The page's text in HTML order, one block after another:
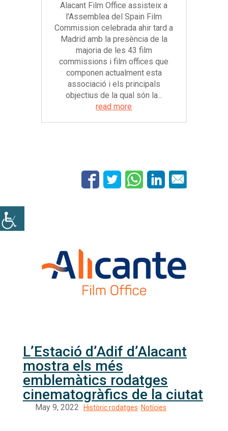
Alacant Film Office assisteix a
l'Assemblea del Spain Film
Commission celebrada ahir tard a
Madrid amb la presència de la
majoria de les 43 film
commissions i film offices que
componen actualment esta
associació i els principals
objectius de la qual són la...
read more
L’Estació d’Adif d’Alacant
mostra els més
emblemàtics rodatges
cinematogràfics de la ciutat